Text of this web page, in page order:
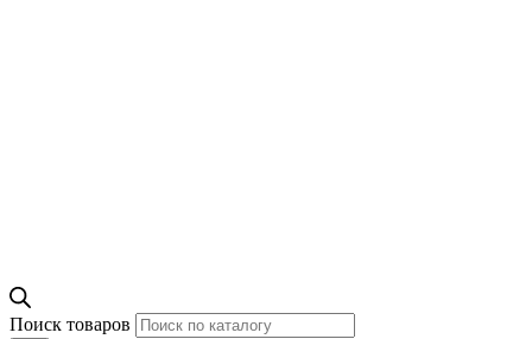
Поиск товаров